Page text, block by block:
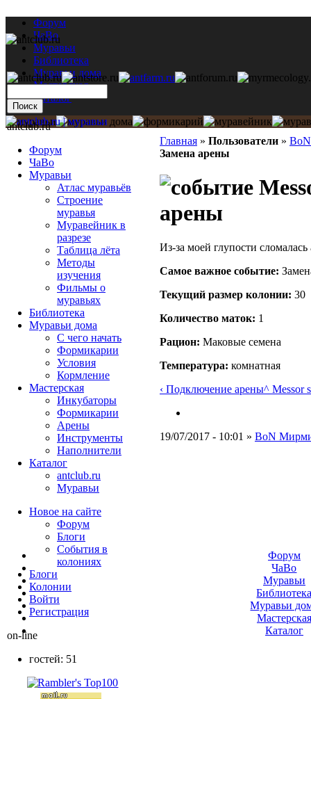
Форум
ЧаВо
Муравьи
Библиотека
Муравьи дома
Мастерская
Каталог
Главная » Пользователи »
Замена арены
арены
Из-за моей глупости
Самое важное событие:
Текущий размер кoлонии: 30
Количество маток: 1
Рацион: Маковые семена
Температура: комнатная
‹ Подключение арены^ Messor
19/07/2017 - 10:01 » BoN
antclub.ru
Форум
ЧаВо
Муравьи
Атлас муравьёв
Строение
муравья
Муравейник в
разрезе
Таблица лёта
Методы
изучения
Фильмы о
муравьях
Библиотека
Муравьи дома
С чего начать
Формикарии
Условия
Кормление
Мастерская
Инкубаторы
Формикарии
Арены
Инструменты
Наполнители
Каталог
antclub.ru
Муравьи
Новое на сайте
Форум
Блоги
События в
колониях
Блоги
Колонии
Войти
Peгиcтpaция
on-line
гостей: 51
Форум
ЧаВо
Муравьи
Муравьи
Мастерская
Каталог